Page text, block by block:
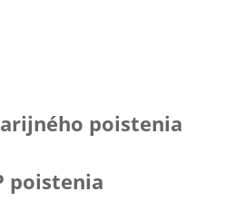
poistenia
poistenia